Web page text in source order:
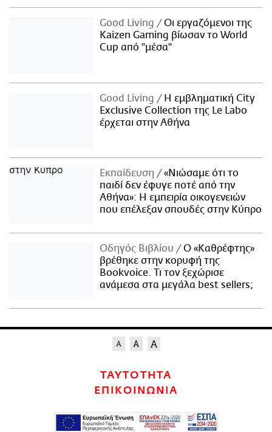
Good Living
Οι εργαζόμενοι της
Kaizen Gaming βίωσαν το World
Cup από "μέσα"
Good Living
Η εμβληματική City
Exclusive Collection της Le Labo
έρχεται στην Αθήνα
Εκπαίδευση
«Νιώσαμε ότι το
παιδί δεν έφυγε ποτέ από την
Αθήνα»: Η εμπειρία οικογενειών
που επέλεξαν σπουδές στην Κύπρο
Οδηγός Βιβλίου
Ο «Καθρέφτης»
βρέθηκε στην κορυφή της
Bookvoice. Τι τον ξεχώρισε
ανάμεσα στα μεγάλα best sellers;
ΤΑΥΤΟΤΗΤΑ
ΕΠΙΚΟΙΝΩΝΙΑ